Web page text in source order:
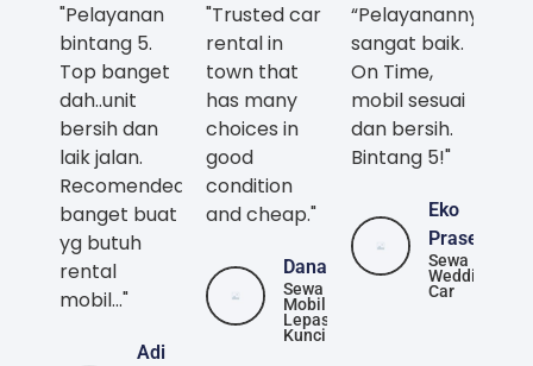
"Pelayanan
bintang 5.
Top banget
dah..unit
bersih dan
laik jalan.
Recomended
banget buat
yg butuh
rental
mobil..."
Adi
"Trusted car
rental in
town that
has many
choices in
good
condition
and cheap."
Danang
Sewa
Mobil
Lepas
Kunci
“Pelayanannya
sangat baik.
On Time,
mobil sesuai
dan bersih.
Bintang 5!"
Eko
Prasetya
Sewa
Wedding
Car